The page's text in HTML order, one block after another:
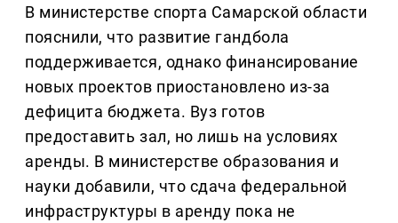
В министерстве спорта Самарской области
пояснили, что развитие гандбола
поддерживается, однако финансирование
новых проектов приостановлено из-за
дефицита бюджета. Вуз готов
предоставить зал, но лишь на условиях
аренды. В министерстве образования и
науки добавили, что сдача федеральной
инфраструктуры в аренду пока не